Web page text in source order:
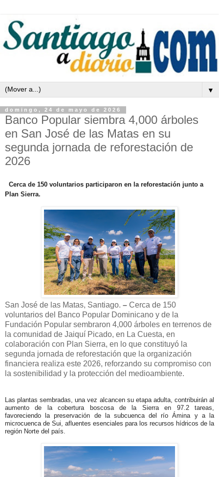
▼
domingo, 24 de mayo de 2026
Banco Popular siembra 4,000 árboles
en San José de las Matas en su
segunda jornada de reforestación de
2026
Cerca de 150 voluntarios participaron en la reforestación junto a
Plan Sierra.
San José de las Matas, Santiago. – Cerca de 150
voluntarios del Banco Popular Dominicano y de la
Fundación Popular sembraron 4,000 árboles en terrenos de
la comunidad de Jaiquí Picado, en La Cuesta, en
colaboración con Plan Sierra, en lo que constituyó la
segunda jornada de reforestación que la organización
financiera realiza este 2026, reforzando su compromiso con
la sostenibilidad y la protección del medioambiente.
Las plantas sembradas, una vez alcancen su etapa adulta, contribuirán al
aumento de la cobertura boscosa de la Sierra en 97.2 tareas,
favoreciendo la preservación de la subcuenca del río Ámina y a la
microcuenca de Sui, afluentes esenciales para los recursos hídricos de la
región Norte del país.